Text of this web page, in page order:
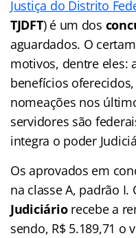
Justiça do Distrito
TJDFT) é um dos
aguardados. O
motivos, dentre eles:
benefícios
nomeações nos
servidores são
integra o poder
Os aprovados em
na classe A, padrão I.
Judiciáriorecebe a
sendo, R$ 5.189,71 o